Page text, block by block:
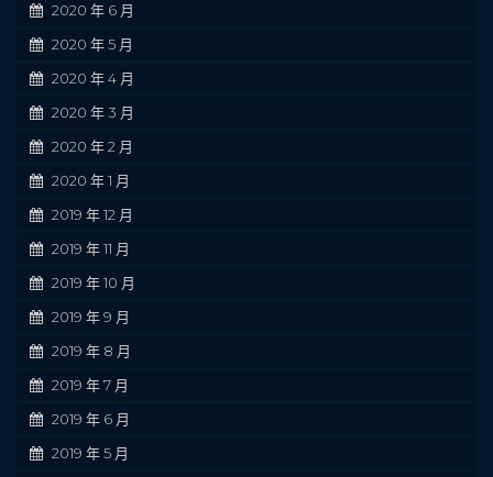
2020 年 6 月
2020 年 5 月
2020 年 4 月
2020 年 3 月
2020 年 2 月
2020 年 1 月
2019 年 12 月
2019 年 11 月
2019 年 10 月
2019 年 9 月
2019 年 8 月
2019 年 7 月
2019 年 6 月
2019 年 5 月